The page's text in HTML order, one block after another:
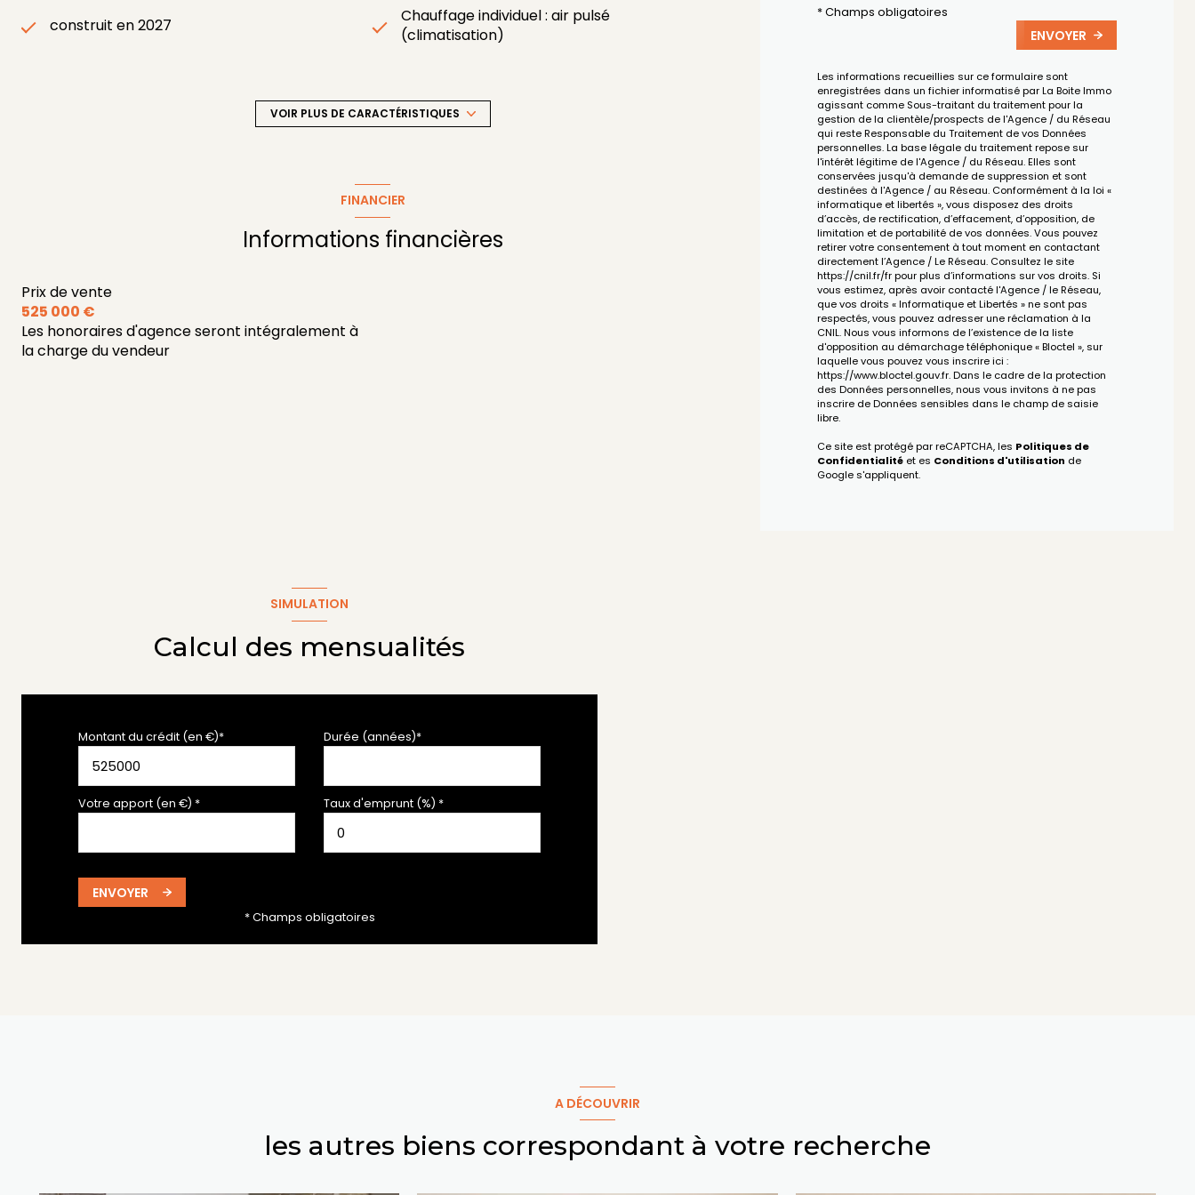
construit en 2027
Chauffage individuel : air pulsé
(climatisation)
1 côté(s) mitoyen(s)
accès handicapé
VOIR PLUS DE CARACTÉRISTIQUES
FINANCIER
Informations financières
Prix de vente
525 000 €
Les honoraires d'agence seront intégralement à
la charge du vendeur
* Champs obligatoires
ENVOYER
Les informations recueillies sur ce formulaire sont
enregistrées dans un fichier informatisé par La Boite Immo
agissant comme Sous-traitant du traitement pour la
gestion de la clientèle/prospects de l'Agence / du Réseau
qui reste Responsable du Traitement de vos Données
personnelles. La base légale du traitement repose sur
l'intérêt légitime de l'Agence / du Réseau. Elles sont
conservées jusqu'à demande de suppression et sont
destinées à l'Agence / au Réseau. Conformément à la loi «
informatique et libertés », vous disposez des droits
d’accès, de rectification, d’effacement, d’opposition, de
limitation et de portabilité de vos données. Vous pouvez
retirer votre consentement à tout moment en contactant
directement l’Agence / Le Réseau. Consultez le site
https://cnil.fr/frpour plus d’informations sur vos droits. Si
vous estimez, après avoir contacté l'Agence / le Réseau,
que vos droits « Informatique et Libertés » ne sont pas
respectés, vous pouvez adresser une réclamation à la
CNIL. Nous vous informons de l’existence de la liste
d'opposition au démarchage téléphonique « Bloctel », sur
laquelle vous pouvez vous inscrire ici :
https://www.bloctel.gouv.fr. Dans le cadre de la protection
des Données personnelles, nous vous invitons à ne pas
inscrire de Données sensibles dans le champ de saisie
libre.
Ce site est protégé par reCAPTCHA, les Politiques de
Confidentialitéet es Conditions d'utilisation de
Google s'appliquent.
SIMULATION
Calcul des mensualités
Montant du crédit (en €)* Durée (années)*
Votre apport (en €) * Taux d'emprunt (%) *
ENVOYER
* Champs obligatoires
A DÉCOUVRIR
les autres biens correspondant à votre recherche